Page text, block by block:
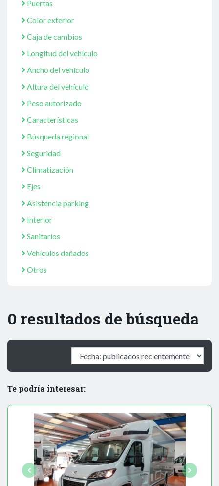
Puertas
Color exterior
Caja de cambios
Longitud del vehículo
Ancho del vehículo
Altura del vehículo
Peso autorizado
Características
Búsqueda regional
Seguridad
Climatización
Ejes
Asistencia parking
Interior
Sanitarios
Vehículos dañados
Otros
0 resultados de búsqueda
Te podría interesar: